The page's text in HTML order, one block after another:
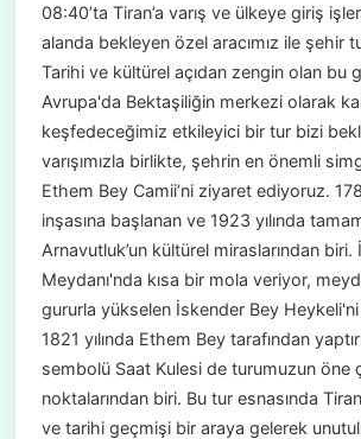
08:40’ta Tiran’a varış ve ülkeye giriş
alanda bekleyen özel aracımız ile şehir
Tarihi ve kültürel açıdan zengin olan bu
Avrupa'da Bektaşiliğin merkezi olarak
keşfedeceğimiz etkileyici bir tur bizi
varışımızla birlikte, şehrin en önemli
Ethem Bey Camii’ni ziyaret ediyoruz.
inşasına başlanan ve 1923 yılında
Arnavutluk’un kültürel miraslarından biri.
Meydanı'nda kısa bir mola veriyor,
gururla yükselen İskender Bey
1821 yılında Ethem Bey tarafından
sembolü Saat Kulesi de turumuzun öne
noktalarından biri. Bu tur esnasında
ve tarihi geçmişi bir araya gelerek